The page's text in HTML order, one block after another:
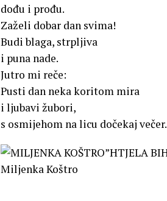
dođu i prođu.
Zaželi dobar dan svima!
Budi blaga, strpljiva
i puna nade.
Jutro mi reče:
Pusti dan neka koritom mira
i ljubavi žubori,
s osmijehom na licu dočekaj večer.
Miljenka Koštro